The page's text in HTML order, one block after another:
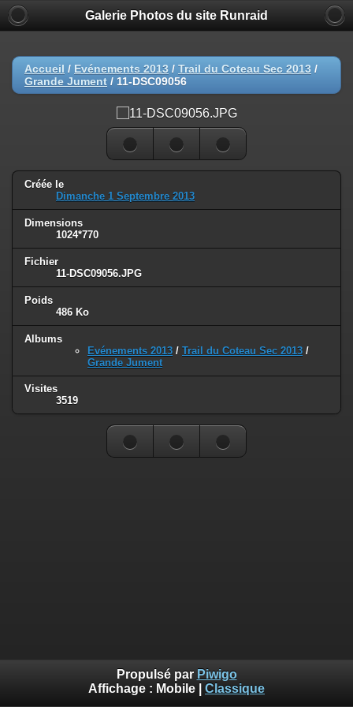
Galerie Photos du site Runraid
Accueil / Evénements 2013 / Trail du Coteau Sec 2013 /
Grande Jument / 11-DSC09056
Créée le
Dimanche 1 Septembre 2013
Dimensions
1024*770
Fichier
11-DSC09056.JPG
Poids
486 Ko
Albums
Evénements 2013 / Trail du Coteau Sec 2013 /
Grande Jument
Visites
3519
Propulsé par Piwigo
Affichage : Mobile Classique